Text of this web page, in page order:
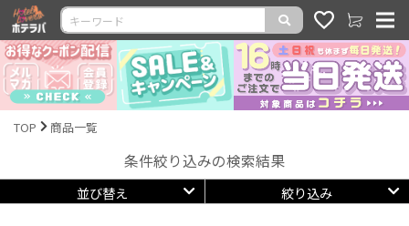
TOP 商品一覧
条件絞り込みの検索結果
並び替え 絞り込み